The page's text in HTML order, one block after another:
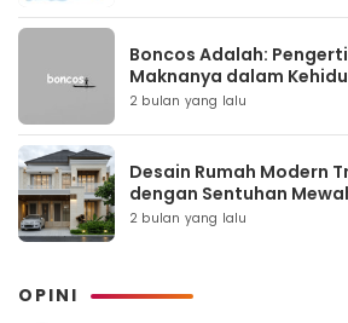
Boncos Adalah:
Maknanya dalam
2 bulan yang lalu
Desain Rumah Modern
dengan Sentuhan
2 bulan yang lalu
OPINI